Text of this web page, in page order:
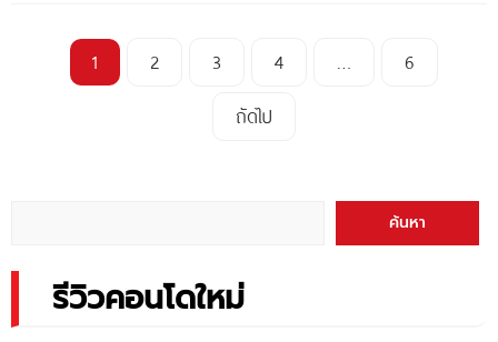
1 2 3 4 …
6
ถัดไป
ค้นหา
รีวิวคอนโดใหม่